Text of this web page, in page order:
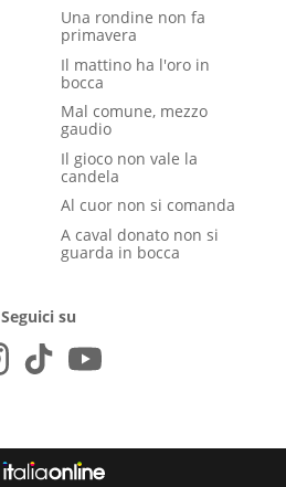
Una rondine non fa
primavera
Il mattino ha l'oro in
bocca
Mal comune, mezzo
gaudio
Il gioco non vale la
candela
Al cuor non si comanda
A caval donato non si
guarda in bocca
Seguici su